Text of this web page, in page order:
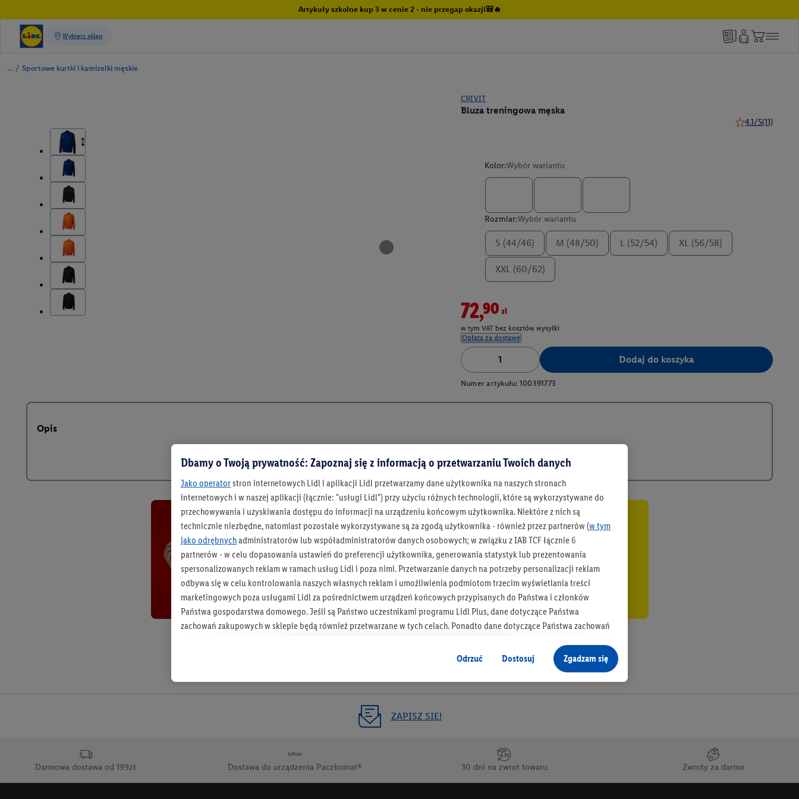
Artykuły szkolne kup 3 w cenie 2 - nie przegap okazji🎒🔥
/ Sportowe kurtki i kamizelki męskie
CRIVIT
Bluza treningowa męska
4.1/5(11)
Kolor:Wybór wariantu
Rozmiar:Wybór wariantu
S (44/46) M (48/50) L (52/54) XL (56/58)
XXL (60/62)
72,90zł
w tym VAT bez kosztów wysyłki
Opłata za dostawę
Dodaj do koszyka
Numer artykułu: 100391773
Opis
Bądź na bieżąco
Otrzymuj newsletter Lidla
Zapisz się!
ZAPISZ SIĘ!
Darmowa dostawa od 199zł Dostawa do urządzenia Paczkomat® 30 dni na zwrot towaru Zwroty za darmo
Dbamy o Twoją prywatność: Zapoznaj się z informacją o przetwarzaniu Twoich danych
Jako operatorstron internetowych Lidl i aplikacji Lidl przetwarzamy dane użytkownika na naszych stronach
internetowych i w naszej aplikacji (łącznie: "usługi Lidl") przy użyciu różnych technologii, które są wykorzystywane do
przechowywania i uzyskiwania dostępu do informacji na urządzeniu końcowym użytkownika. Niektóre z nich są
technicznie niezbędne, natomiast pozostałe wykorzystywane są za zgodą użytkownika - również przez partnerów (w tym
jako odrębnychadministratorów lub współadministratorów danych osobowych; w związku z IAB TCF łącznie 6
partnerów - w celu dopasowania ustawień do preferencji użytkownika, generowania statystyk lub prezentowania
spersonalizowanych reklam w ramach usług Lidl i poza nimi. Przetwarzanie danych na potrzeby personalizacji reklam
odbywa się w celu kontrolowania naszych własnych reklam i umożliwienia podmiotom trzecim wyświetlania treści
marketingowych poza usługami Lidl za pośrednictwem urządzeń końcowych przypisanych do Państwa i członków
Państwa gospodarstwa domowego. Jeśli są Państwo uczestnikami programu Lidl Plus, dane dotyczące Państwa
zachowań zakupowych w sklepie będą również przetwarzane w tych celach. Ponadto dane dotyczące Państwa zachowań
jako niezależny administrator danych
Tworzenie spersonalizowanych reklam opiera się na generowaniu profili, które są również wzbogacane o dane z innych
informacji z konta klienta - np. wieku lub płci - a także dokładnych danych dotyczących lokalizacji), również przez różne
urządzenia końcowe i usługi Lidl, w tym przechowywanie lub uzyskiwanie dostępu do informacji na urządzeniach
przetwarzanie odbywa się również w celu pomiaru wydajności/skuteczności reklamy, badania grup docelowych,
opracowywania ofert oraz zapewnienia bezpieczeństwa technicznego i optymalizacji wyświetlania konkretnych treści.
Odrzuć Dostosuj Zgadzam się